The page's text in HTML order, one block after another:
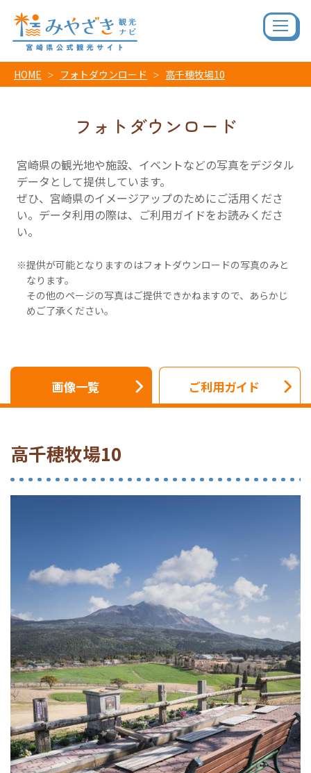
HOME フォトダウンロード 高千穂牧場10
フォトダウンロード
宮崎県の観光地や施設、イベントなどの写真をデジタル
データとして提供しています。
ぜひ、宮崎県のイメージアップのためにご活用くださ
い。データ利用の際は、ご利用ガイドをお読みくださ
い。
提供が可能となりますのはフォトダウンロードの写真のみと
なります。
その他のページの写真はご提供できかねますので、あらかじ
めご了承ください。
画像一覧 ご利用ガイド
高千穂牧場10